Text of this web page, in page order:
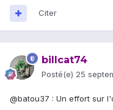
Citer
billcat74
Posté(e) 25
@batou37 : Un effort sur